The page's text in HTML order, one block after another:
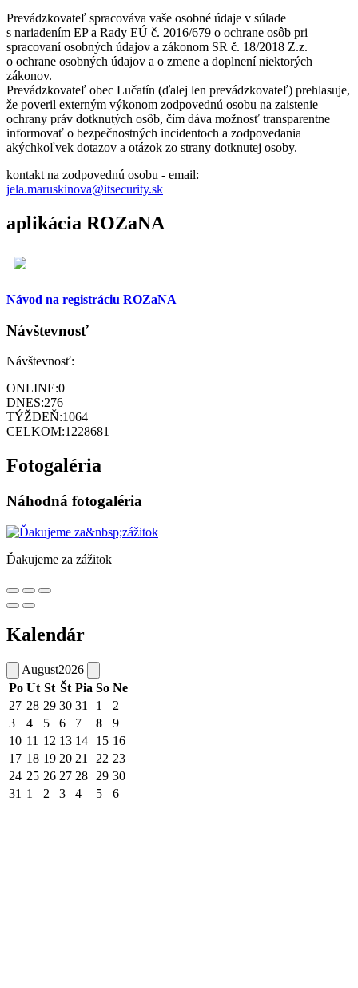
Prevádzkovateľ spracováva vaše osobné údaje v súlade
s nariadením EP a Rady EÚ č. 2016/679 o ochrane osôb pri
spracovaní osobných údajov a zákonom SR č. 18/2018 Z.z.
o ochrane osobných údajov a o zmene a doplnení niektorých
zákonov.
Prevádzkovateľ obec Lučatín (ďalej len prevádzkovateľ) prehlasuje,
že poveril externým výkonom zodpovednú osobu na zaistenie
ochrany práv dotknutých osôb, čím dáva možnosť transparentne
informovať o bezpečnostných incidentoch a zodpovedania
akýchkoľvek dotazov a otázok zo strany dotknutej osoby.
kontakt na zodpovednú osobu - email:
jela.maruskinova@itsecurity.sk
aplikácia ROZaNA
Návod na registráciu ROZaNA
Návštevnosť
Návštevnosť:
ONLINE:0
DNES:276
TÝŽDEŇ:1064
CELKOM:1228681
Fotogaléria
Náhodná fotogaléria
Ďakujeme za zážitok
Kalendár
August2026
Po Ut St Št Pia So Ne
27 28 29 30 31 1
2
3
4 5 6 7 8
9
10 11 12 13 14 15 16
17 18 19 20 21 22 23
24 25 26 27 28 29 30
31 1 2 3 4 5 6